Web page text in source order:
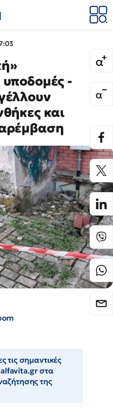
-
και
τις σημαντικές
alfavita.gr στα
της